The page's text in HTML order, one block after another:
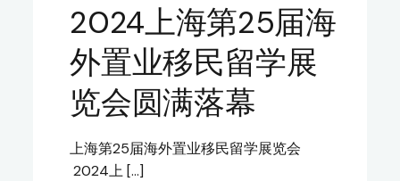
2024上海第25届海
外置业移民留学展
览会圆满落幕
上海第25届海外置业移民留学展览会
2024上 […]